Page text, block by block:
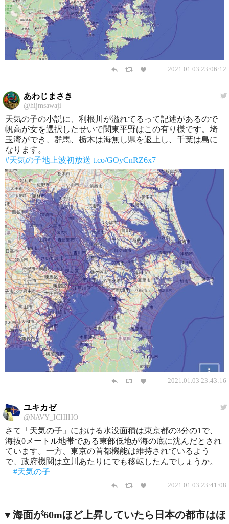
2021.01.03 23:06:12
あわじまさき
@hijmsawaji
天気の子の小説に、利根川が溢れてるって記述があるので
帆高が女を選択したせいで関東平野はこの有り様です。埼
玉湾ができ、群馬、栃木は海無し県を返上し、千葉は島に
なります。
#天気の子地上波初放送 t.co/GOyCnRZ6x7
2021.01.03 23:43:16
ユキカゼ
@NAVY_ICHIHO
さて「天気の子」における水没面積は東京都の3分の1で、
海抜0メートル地帯である東部低地が海の底に沈んだとされ
ています。一方、東京の首都機能は維持されているよう
で、政府機関は立川あたりにでも移転したんでしょうか。
#天気の子
2021.01.03 23:41:08
▼海面が60mほど上昇していたら日本の都市はほ